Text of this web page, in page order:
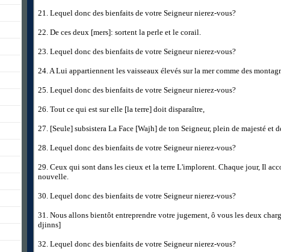
21. Lequel donc des bienfaits de votre Seigneur nierez-vous?
22. De ces deux [mers]: sortent la perle et le corail.
23. Lequel donc des bienfaits de votre Seigneur nierez-vous?
24. A Lui appartiennent les vaisseaux élevés sur la mer comme des
25. Lequel donc des bienfaits de votre Seigneur nierez-vous?
26. Tout ce qui est sur elle [la terre] doit disparaître,
27. [Seule] subsistera La Face [Wajh] de ton Seigneur, plein de majesté et
28. Lequel donc des bienfaits de votre Seigneur nierez-vous?
29. Ceux qui sont dans les cieux et la terre L'implorent. Chaque jour, Il
nouvelle.
30. Lequel donc des bienfaits de votre Seigneur nierez-vous?
31. Nous allons bientôt entreprendre votre jugement, ô vous les deux
djinns]
32. Lequel donc des bienfaits de votre Seigneur nierez-vous?